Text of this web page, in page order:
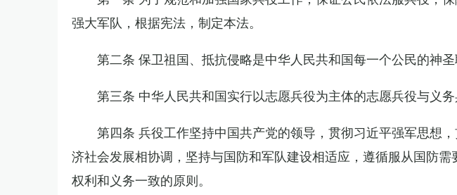
强大军队，根据宪法，制定本法。
第二条 保卫祖国、抵抗侵略是中华人民共和国每一个公民的神圣
第三条 中华人民共和国实行以志愿兵役为主体的志愿兵役与义务
第四条 兵役工作坚持中国共产党的领导，贯彻习近平强军思想
济社会发展相协调，坚持与国防和军队建设相适应，遵循服从国防
权利和义务一致的原则。